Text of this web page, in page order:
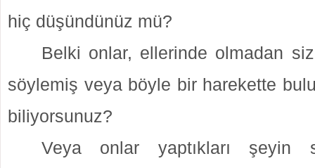
hiç düşündünüz mü?
Belki onlar, ellerinde olmadan
söylemiş veya böyle bir harekette
biliyorsunuz?
Veya onlar yaptıkları şeyin